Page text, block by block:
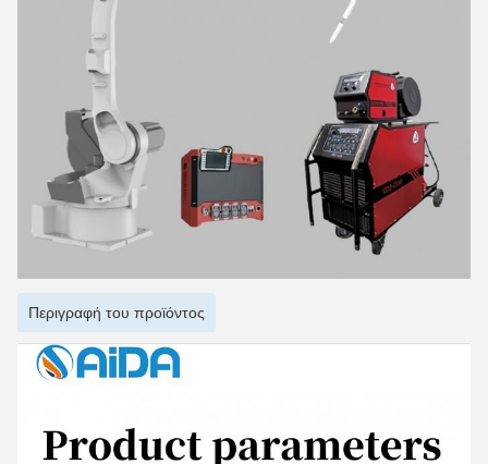
Περιγραφή του προϊόντος